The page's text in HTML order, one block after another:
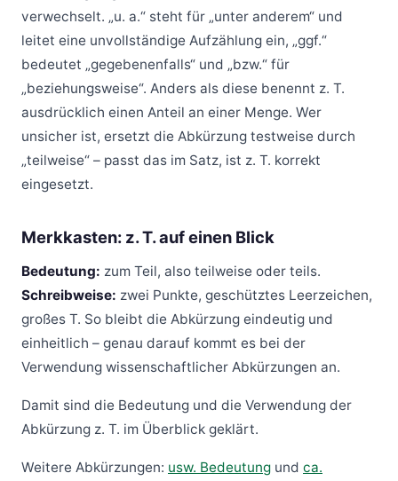
verwechselt. „u. a.“ steht für „unter anderem“ und
leitet eine unvollständige Aufzählung ein, „ggf.“
bedeutet „gegebenenfalls“ und „bzw.“ für
„beziehungsweise“. Anders als diese benennt z. T.
ausdrücklich einen Anteil an einer Menge. Wer
unsicher ist, ersetzt die Abkürzung testweise durch
„teilweise“ – passt das im Satz, ist z. T. korrekt
eingesetzt.
Merkkasten: z. T. auf einen Blick
Bedeutung: zum Teil, also teilweise oder teils.
Schreibweise: zwei Punkte, geschütztes Leerzeichen,
großes T. So bleibt die Abkürzung eindeutig und
einheitlich – genau darauf kommt es bei der
Verwendung wissenschaftlicher Abkürzungen an.
Damit sind die Bedeutung und die Verwendung der
Abkürzung z. T. im Überblick geklärt.
Weitere Abkürzungen: usw. Bedeutung und ca.